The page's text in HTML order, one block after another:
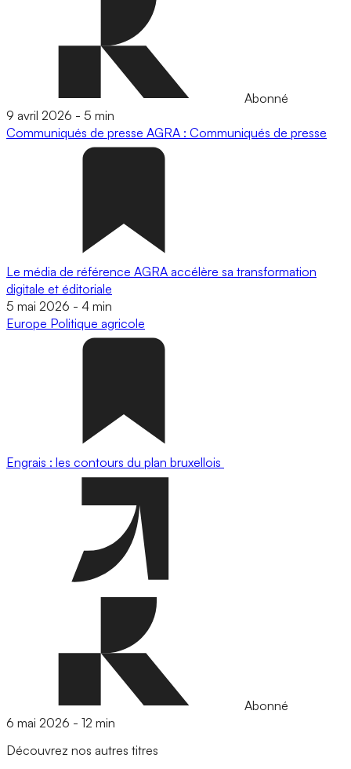
Abonné
9 avril 2026 - 5 min
Communiqués de presse AGRA : Communiqués de presse
Le média de référence AGRA accélère sa transformation
digitale et éditoriale
5 mai 2026 - 4 min
Europe Politique agricole
Engrais : les contours du plan bruxellois
Abonné
6 mai 2026 - 12 min
Découvrez nos autres titres